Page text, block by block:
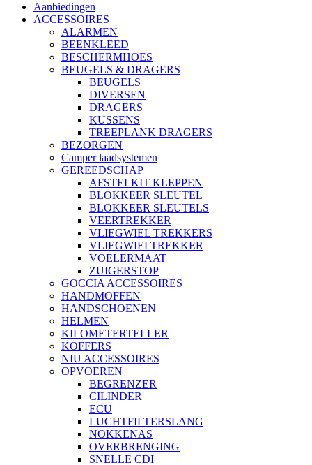
Aanbiedingen
ACCESSOIRES
ALARMEN
BEENKLEED
BESCHERMHOES
BEUGELS & DRAGERS
BEUGELS
DIVERSEN
DRAGERS
KUSSENS
TREEPLANK DRAGERS
BEZORGEN
Camper laadsystemen
GEREEDSCHAP
AFSTELKIT KLEPPEN
BLOKKEER SLEUTEL
BLOKKEER SLEUTELS
VEERTREKKER
VLIEGWIEL TREKKERS
VLIEGWIELTREKKER
VOELERMAAT
ZUIGERSTOP
GOCCIA ACCESSOIRES
HANDMOFFEN
HANDSCHOENEN
HELMEN
KILOMETERTELLER
KOFFERS
NIU ACCESSOIRES
OPVOEREN
BEGRENZER
CILINDER
ECU
LUCHTFILTERSLANG
NOKKENAS
OVERBRENGING
SNELLE CDI